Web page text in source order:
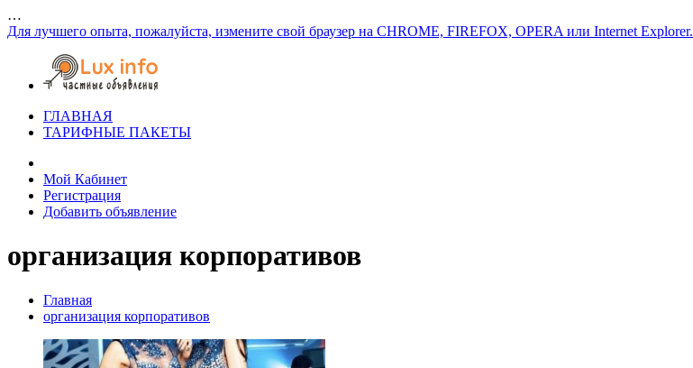
…
Для лучшего опыта, пожалуйста, измените свой браузер на CHROME, FIREFOX, OPERA или Internet Explorer.
ГЛАВНАЯ
ТАРИФНЫЕ ПАКЕТЫ
Мой Кабинет
Регистрация
Добавить объявление
организация корпоративов
Главная
организация корпоративов